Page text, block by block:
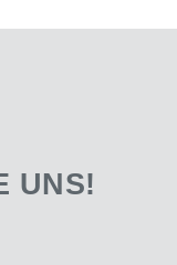
UNS!